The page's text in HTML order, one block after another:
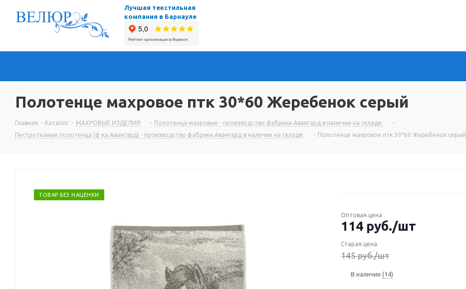
Лучшая текстильная
компания в Барнауле
Полотенце махровое птк 30*60 Жеребенок серый
Главная - Каталог - МАХРОВЫЕ ИЗДЕЛИЯ - Полотенца махровые - производство фабрики Авангард в наличии на складе.
-
Пестротканые полотенца (ф-ка Авангард) - производство фабрики Авангард в наличии на складе.
- Полотенце махровое птк 30*60 Жеребенок серый
ТОВАР БЕЗ НАЦЕНКИ
Оптовая цена
114 руб./шт
Старая цена
145руб./шт
В наличии (14)